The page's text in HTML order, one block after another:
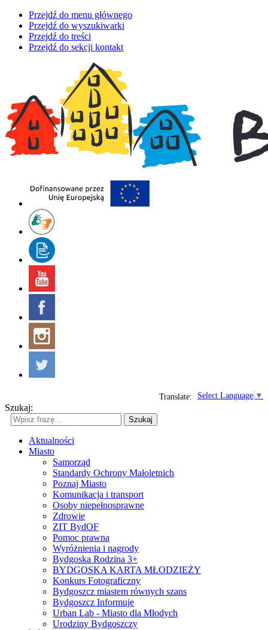
Przejdź do menu głównego
Przejdź do wyszukiwarki
Przejdź do treści
Przejdź do sekcji kontakt
Select Language ▼
Translate:
Szukaj:
Szukaj
Aktualności
Miasto
Samorząd
Standardy Ochrony Małoletnich
Poznaj Miasto
Komunikacja i transport
Osoby niepełnosprawne
Zdrowie
ZIT BydOF
Pomoc prawna
Wyróżnienia i nagrody
Bydgoska Rodzina 3+
BYDGOSKA KARTA MŁODZIEŻY
Konkurs Fotograficzny
Bydgoszcz miastem równych szans
Bydgoszcz Informuje
Urban Lab - Miasto dla Młodych
Urodziny Bydgoszczy